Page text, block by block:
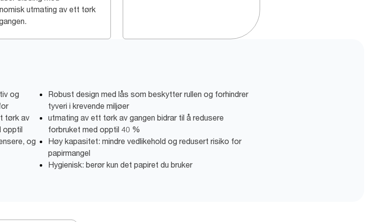
utmating av ett tørk
og
tørk av
opptil
og
Robust design med lås som beskytter rullen og forhindrer
tyveri i krevende miljøer
utmating av ett tørk av gangen bidrar til å redusere
forbruket med opptil 40 %
Høy kapasitet: mindre vedlikehold og redusert risiko for
papirmangel
Hygienisk: berør kun det papiret du bruker